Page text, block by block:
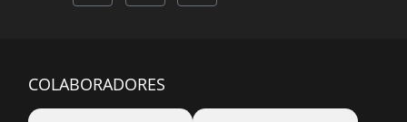
COLABORADORES